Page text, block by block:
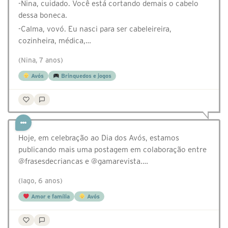
-Nina, cuidado. Você está cortando demais o cabelo
dessa boneca.
-Calma, vovó. Eu nasci para ser cabeleireira,
cozinheira, médica,…
(Nina, 7 anos)
Avós Brinquedos e jogos
Hoje, em celebração ao Dia dos Avós, estamos
publicando mais uma postagem em colaboração entre
@‌frasesdecriancas e @‌gamarevista.…
(Iago, 6 anos)
Amor e família Avós